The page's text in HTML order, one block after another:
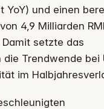
YoY) und einen
4,9 Milliarden
Damit setzte das
die Trendwende bei
im